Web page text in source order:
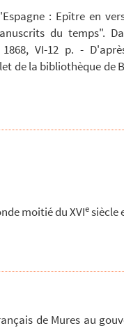
: Epître en
du temps".
VI-12 p. -
de la bibliothèque de
moitié du XVIesiècle
de Mures au